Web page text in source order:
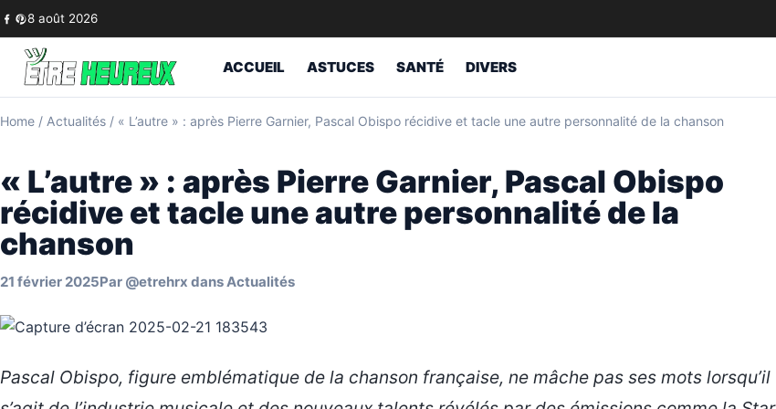
Skip to content
8 août 2026
ACCUEIL ASTUCES SANTÉ DIVERS
Home / Actualités / « L’autre » : après Pierre Garnier, Pascal Obispo récidive et tacle une autre personnalité de la chanson
« L’autre » : après Pierre Garnier, Pascal Obispo
récidive et tacle une autre personnalité de la
chanson
21 février 2025Par @etrehrx dansActualités
Pascal Obispo, figure emblématique de la chanson française, ne mâche pas ses mots lorsqu’il